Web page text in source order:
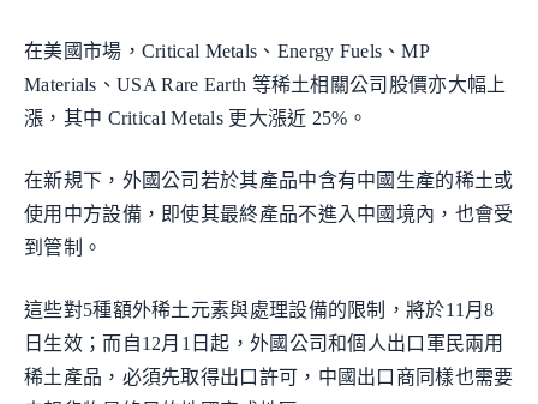
在美國市場，Critical Metals、Energy Fuels、MP
Materials、USA Rare Earth 等稀土相關公司股價亦大幅上
漲，其中 Critical Metals 更大漲近 25%。
在新規下，外國公司若於其產品中含有中國生產的稀土或
使用中方設備，即使其最終產品不進入中國境內，也會受
到管制。
這些對5種額外稀土元素與處理設備的限制，將於11月8
日生效；而自12月1日起，外國公司和個人出口軍民兩用
稀土產品，必須先取得出口許可，中國出口商同樣也需要